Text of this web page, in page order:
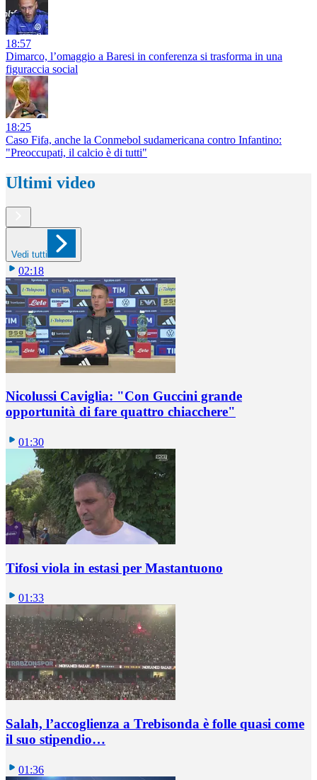
18:57
Dimarco, l’omaggio a Baresi in conferenza si trasforma in una
figuraccia social
18:25
Caso Fifa, anche la Conmebol sudamericana contro Infantino:
"Preoccupati, il calcio è di tutti"
Ultimi video
Vedi tutti
02:18
Nicolussi Caviglia: "Con Guccini grande
opportunità di fare quattro chiacchere"
01:30
Tifosi viola in estasi per Mastantuono
01:33
Salah, l’accoglienza a Trebisonda è folle quasi come
il suo stipendio…
01:36